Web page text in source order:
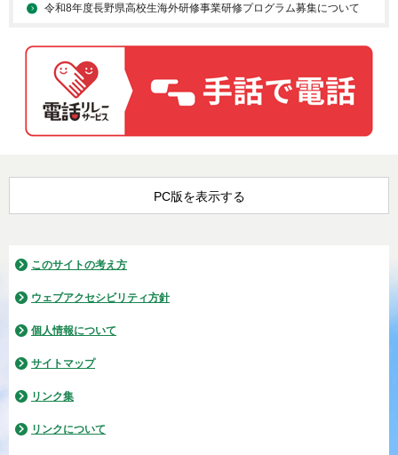
令和8年度長野県高校生海外研修事業研修プログラム募集について
PC版を表示する
このサイトの考え方
ウェブアクセシビリティ方針
個人情報について
サイトマップ
リンク集
リンクについて